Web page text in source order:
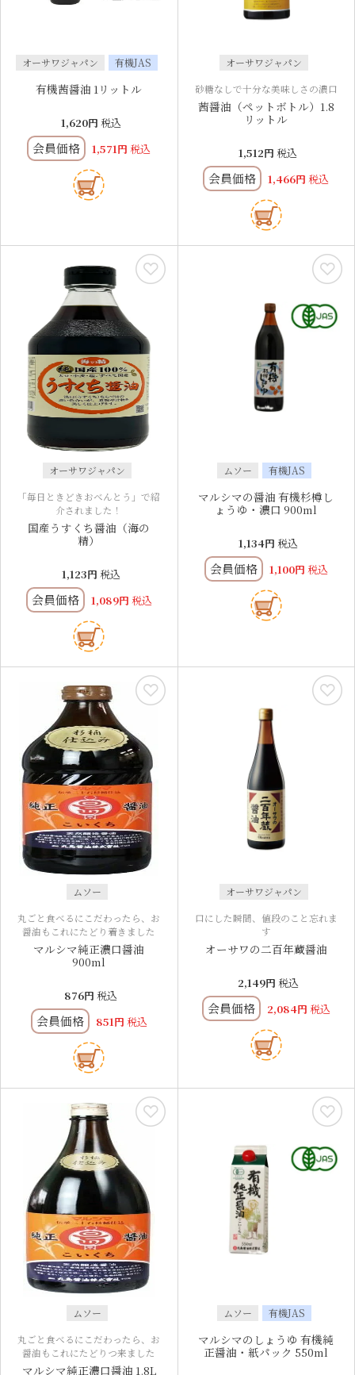
オーサワジャパン 有機JAS
有機茜醤油 1リットル
1,620 税込
会員価格 1,571 税込
オーサワジャパン
砂糖なしで十分な美味しさの濃口
茜醤油（ペットボトル）1.8
リットル
1,512 税込
会員価格 1,466 税込
オーサワジャパン
「毎日ときどきおべんとう」で紹
介されました！
国産うすくち醤油（海の
精）
1,123 税込
会員価格 1,089 税込
ムソー 有機JAS
マルシマの醤油 有機杉樽し
ょうゆ・濃口 900ml
1,134 税込
会員価格 1,100 税込
ムソー
丸ごと食べるにこだわったら、お
醤油もこれにたどり着きました
マルシマ純正濃口醤油
900ml
876 税込
会員価格 851 税込
オーサワジャパン
口にした瞬間、値段のこと忘れま
す
オーサワの二百年蔵醤油
2,149 税込
会員価格 2,084 税込
ムソー
丸ごと食べるにこだわったら、お
醤油もこれにたどりつ来ました
マルシマ純正濃口醤油 1.8L
ムソー 有機JAS
マルシマのしょうゆ 有機純
正醤油・紙パック 550ml